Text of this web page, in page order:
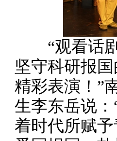
“观看话剧
坚守科研报
精彩表演！”
生李东岳说
着时代所赋